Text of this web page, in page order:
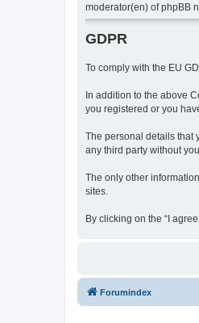
moderator(en) of phpBB
GDPR
To comply with the EU
In addition to the above
you registered or you
The personal details that
any third party without
The only other
sites.
By clicking on the “I
Forumindex